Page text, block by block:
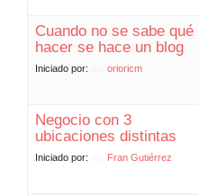
Cuando no se sabe qué
hacer se hace un blog
Iniciado por: orioricm
Negocio con 3
ubicaciones distintas
Iniciado por: Fran Gutiérrez